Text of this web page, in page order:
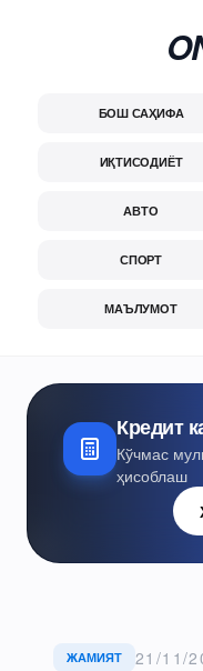
БОШ САҲИФА
ИҚТИСОДИЁТ
АВТО
СПОРТ
МАЪЛУМОТ
Кредит
Кўчмас
ҳисоблаш
ЖАМИЯТ 21/11/